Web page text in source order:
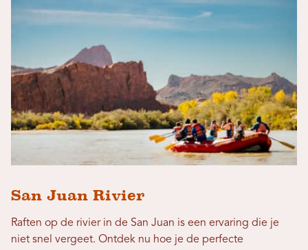
San Juan Rivier
Raften op de rivier in de San Juan is een ervaring die je
niet snel vergeet. Ontdek nu hoe je de perfecte